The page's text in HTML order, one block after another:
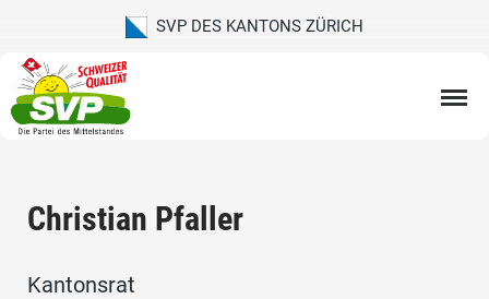
SVP DES KANTONS ZÜRICH
Christian Pfaller
Kantonsrat